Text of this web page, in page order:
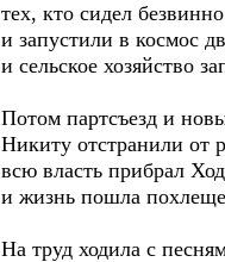
тех, кто сидел
и запустили в космос
и сельское хозяйство
Потом партсъезд и
Никиту отстранили от
всю власть прибрал
и жизнь пошла похлеще
На труд ходила с